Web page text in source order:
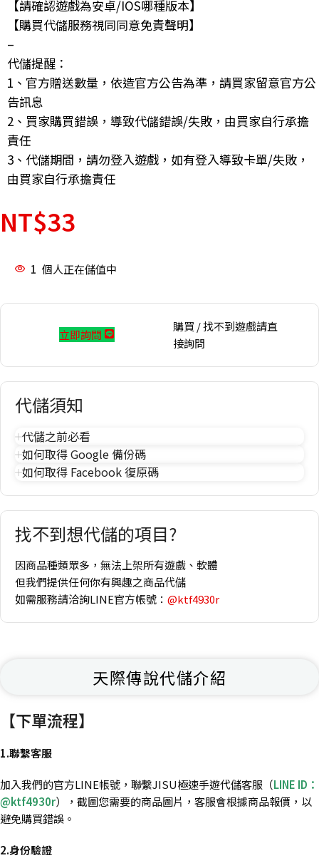
【請確認遊戲為安卓/IOS哪種版本】
【購買代儲服務視同同意免責聲明】
–
代儲提醒：
1、官方贈送數量，依造官方公告為準，請買家留意官方公
告訊息
2、買家購買錯誤，導致代儲錯誤/失敗，由買家自行承擔
責任
3、代儲期間，請勿登入遊戲，如有登入導致卡單/失敗，
由買家自行承擔責任
NT$33
1 個人正在儲值中
立即詢問
購買 / 找不到遊戲請直
接詢問
代儲須知
代儲之前必看
如何取得 Google 備份碼
如何取得 Facebook 復原碼
找不到想代儲的項目?
因商品種類眾多，無法上架所有遊戲、軟體
但我們提供任何你有興趣之商品代儲
如需服務請洽詢LINE官方帳號： @ktf4930r
天際傳說代儲介紹
【下單流程】
1.聯繫客服
加入我們的官方LINE帳號，聯繫JISU極速手遊代儲客服（LINE ID：
@ktf4930r），截圖您需要的商品圖片，客服會根據商品報價，以
避免購買錯誤。
2.身份驗證